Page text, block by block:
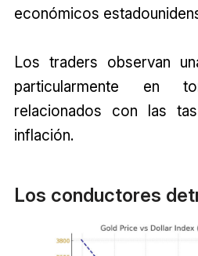
económicos
Los traders observan
particularmente en
relacionados con las
inflación.
Los conductores